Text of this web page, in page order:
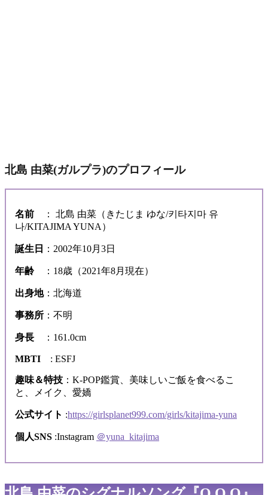
北島 由菜(ガルプラ)のプロフィール
名前
： 北島 由菜（きたじま ゆな/키타지마 유
나/KITAJIMA YUNA）
誕生日 ：2002年10月3日
年齢 ：18歳（2021年8月現在）
出身地：北海道
事務所 ：不明
身長 ：161.0cm
MBTI : ESFJ
趣味＆特技 ：K-POP鑑賞、美味しいご飯を食べるこ
と、メイク、愛嬌
公式サイト :https://girlsplanet999.com/girls/kitajima-yuna
個人SNS :Instagram ＠yuna_kitajima